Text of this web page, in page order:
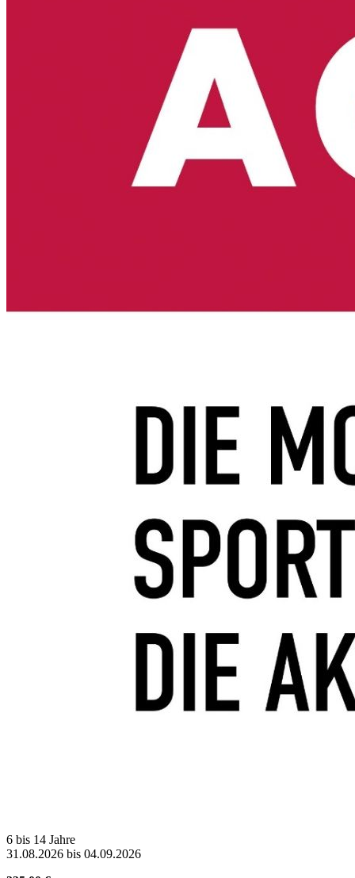
6 bis 14 Jahre
31.08.2026 bis 04.09.2026